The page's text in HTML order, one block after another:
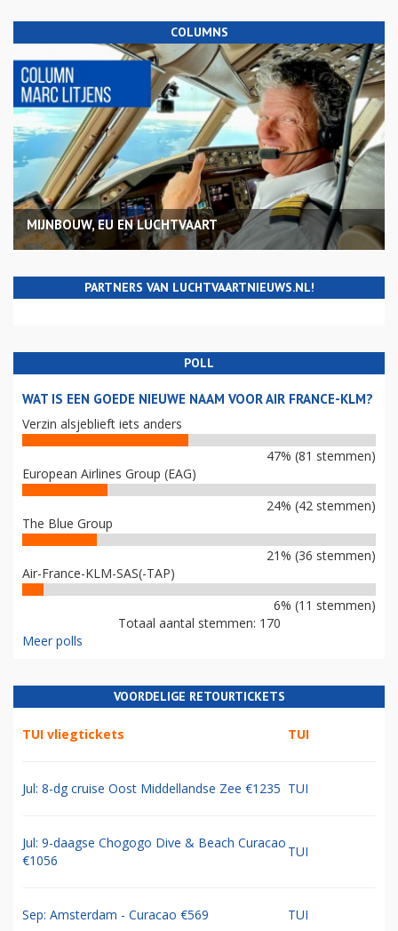
COLUMNS
MIJNBOUW, EU EN LUCHTVAART
PARTNERS VAN LUCHTVAARTNIEUWS.NL!
POLL
WAT IS EEN GOEDE NIEUWE NAAM VOOR AIR FRANCE-KLM?
Verzin alsjeblieft iets anders
47% (81 stemmen)
European Airlines Group (EAG)
24% (42 stemmen)
The Blue Group
21% (36 stemmen)
Air-France-KLM-SAS(-TAP)
6% (11 stemmen)
Totaal aantal stemmen: 170
Meer polls
VOORDELIGE RETOURTICKETS
TUI vliegtickets TUI
Jul: 8-dg cruise Oost Middellandse Zee €1235 TUI
Jul: 9-daagse Chogogo Dive & Beach Curacao
€1056
TUI
Sep: Amsterdam - Curacao €569 TUI